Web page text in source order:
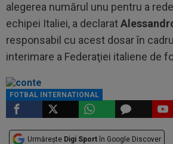
alegerea numărul unu pentru a
echipei Italiei, a declarat
responsabil cu acest dosar în
interimare a Federaţiei italiene de
FOTBAL INTERNATIONAL
Urmărește Digi Sport în Google Discover